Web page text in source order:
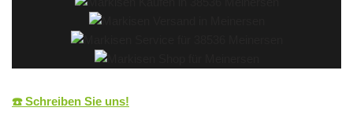
☎️ Schreiben Sie uns!